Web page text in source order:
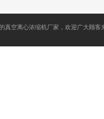
真空离心浓缩机厂家，欢迎广大顾客